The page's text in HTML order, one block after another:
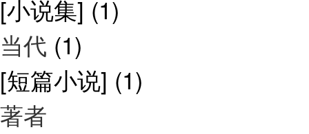
[小说集] (1)
当代 (1)
[短篇小说] (1)
著者